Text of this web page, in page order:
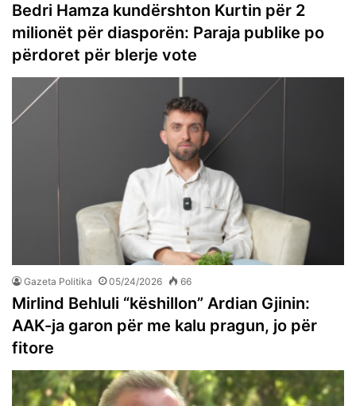
Bedri Hamza kundërshton Kurtin për 2
milionët për diasporën: Paraja publike po
përdoret për blerje vote
Gazeta Politika 05/24/2026 66
Mirlind Behluli “këshillon” Ardian Gjinin:
AAK-ja garon për me kalu pragun, jo për
fitore